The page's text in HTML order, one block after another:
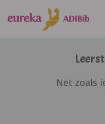
Net zoals